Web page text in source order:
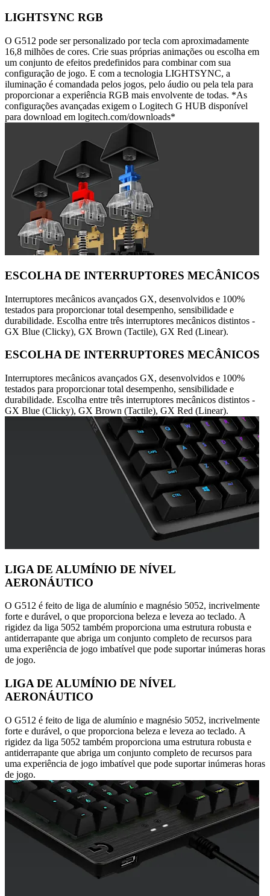
LIGHTSYNC RGB
O G512 pode ser personalizado por tecla com aproximadamente
16,8 milhões de cores. Crie suas próprias animações ou escolha em
um conjunto de efeitos predefinidos para combinar com sua
configuração de jogo. E com a tecnologia LIGHTSYNC, a
iluminação é comandada pelos jogos, pelo áudio ou pela tela para
proporcionar a experiência RGB mais envolvente de todas. *As
configurações avançadas exigem o Logitech G HUB disponível
para download em logitech.com/downloads*
ESCOLHA DE INTERRUPTORES MECÂNICOS
Interruptores mecânicos avançados GX, desenvolvidos e 100%
testados para proporcionar total desempenho, sensibilidade e
durabilidade. Escolha entre três interruptores mecânicos distintos -
GX Blue (Clicky), GX Brown (Tactile), GX Red (Linear).
ESCOLHA DE INTERRUPTORES MECÂNICOS
Interruptores mecânicos avançados GX, desenvolvidos e 100%
testados para proporcionar total desempenho, sensibilidade e
durabilidade. Escolha entre três interruptores mecânicos distintos -
GX Blue (Clicky), GX Brown (Tactile), GX Red (Linear).
LIGA DE ALUMÍNIO DE NÍVEL
AERONÁUTICO
O G512 é feito de liga de alumínio e magnésio 5052, incrivelmente
forte e durável, o que proporciona beleza e leveza ao teclado. A
rigidez da liga 5052 também proporciona uma estrutura robusta e
antiderrapante que abriga um conjunto completo de recursos para
uma experiência de jogo imbatível que pode suportar inúmeras horas
de jogo.
LIGA DE ALUMÍNIO DE NÍVEL
AERONÁUTICO
O G512 é feito de liga de alumínio e magnésio 5052, incrivelmente
forte e durável, o que proporciona beleza e leveza ao teclado. A
rigidez da liga 5052 também proporciona uma estrutura robusta e
antiderrapante que abriga um conjunto completo de recursos para
uma experiência de jogo imbatível que pode suportar inúmeras horas
de jogo.